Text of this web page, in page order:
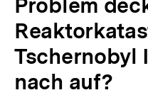
Tschernobyl
nach auf?